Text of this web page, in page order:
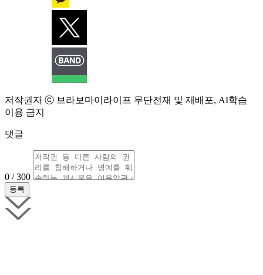
저작권자 ⓒ 브라보마이라이프 무단전재 및 재배포, AI학습
이용 금지
댓글
0 / 300